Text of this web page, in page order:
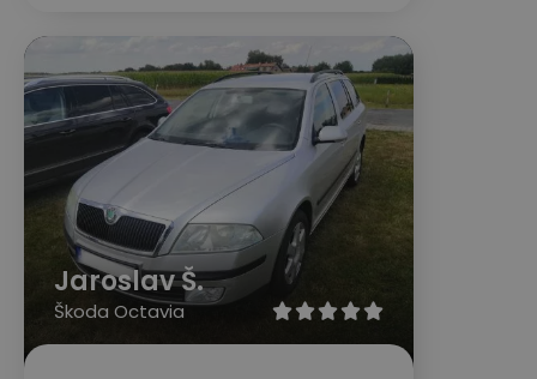

Jaroslav Š.
Škoda Octavia